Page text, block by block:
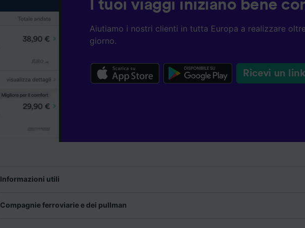
I tuoi viaggi iniziano bene
Aiutiamo i nostri clienti in tutta Europa a realizzare
giorno.
Ricevi un link
Informazioni utili
Compagnie ferroviarie e dei pullman